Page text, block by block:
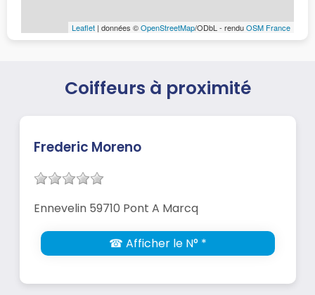
Leaflet | données ©OpenStreetMap/ODbL - renduOSM France
Coiffeurs à proximité
Frederic Moreno
Ennevelin 59710 Pont A Marcq
☎ Afficher le N° *